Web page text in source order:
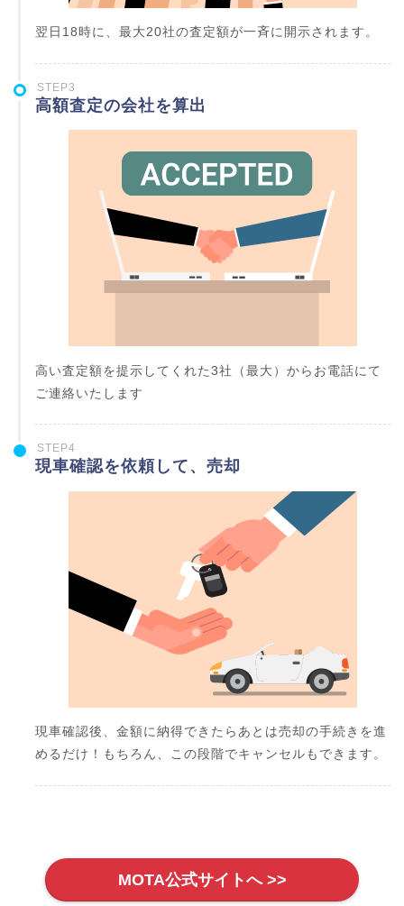
翌日18時に、最大20社の査定額が一斉に開示されます。
STEP3
高額査定の会社を算出
高い査定額を提示してくれた3社（最大）からお電話にて
ご連絡いたします
STEP4
現車確認を依頼して、売却
現車確認後、金額に納得できたらあとは売却の手続きを進
めるだけ！もちろん、この段階でキャンセルもできます。
MOTA公式サイトへ >>